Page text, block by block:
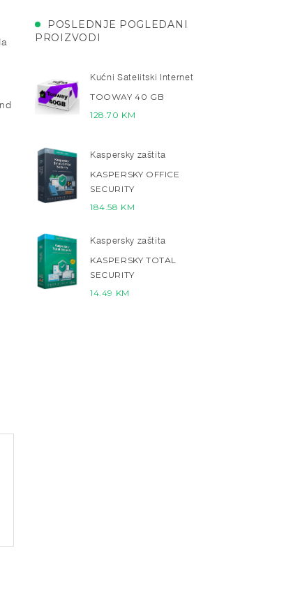
POSLEDNJE POGLEDANI
PROIZVODI
Kućni Satelitski Internet
TOOWAY 40 GB
128.70 KM
Kaspersky zaštita
KASPERSKY OFFICE
SECURITY
184.58 KM
Kaspersky zaštita
KASPERSKY TOTAL
SECURITY
14.49 KM